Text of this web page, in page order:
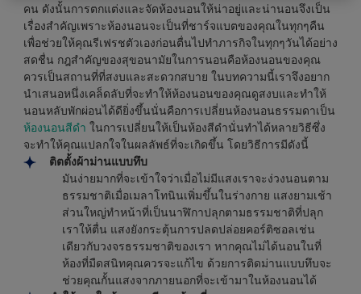
คน ดังนั้นการตกแต่งและจัดห้องนอนให้น่าอยู่และน่านอนจึงเป็น
เรื่องสำคัญเพราะห้องนอนจะเป็นที่ชาร์จแบตของคุณในทุกๆคืน
เพื่อช่วยให้คุณรีเฟรชตัวเองก่อนตื่นไปทำภารกิจในทุกๆวันได้อย่าง
สดชื่น กฎสำคัญของสุขอนามัยในการนอนคือห้องนอนของคุณ
ควรเป็นสถานที่ที่สงบและสะดวกสบาย ในบทความนี้เราจึงอยาก
นำเสนอหนึ่งเคล็ดลับที่จะทำให้ห้องนอนของคุณดูสงบและทำให้
นอนหลับพักผ่อนได้ดียิ่งขึ้นนั่นคือการเปลี่ยนห้องนอนธรรมดาเป็น
ห้องนอนสีดำ ในการเปลี่ยนให้เป็นห้องสีดำนั่นทำได้หลายวิธีซึ่ง
จะทำให้คุณแปลกใจในผลลัพธ์ที่จะเกิดขึ้น โดยวิธีการมีดังนี้
ติตตั้งผ้าม่านแบบทึบ
มันง่ายมากที่จะเข้าใจว่าเมื่อไม่มีแสงเราจะง่วงนอนตาม
ธรรมชาติเมื่อเมลาโทนินเพิ่มขึ้นในร่างกาย แสงยามเช้า
ส่วนใหญ่ทำหน้าที่เป็นนาฬิกาปลุกตามธรรมชาติที่ปลุก
เราให้ตื่น แสงยังกระตุ้นการปลดปล่อยคอร์ติซอลเช่น
เดียวกับวงจรธรรมชาติของเรา หากคุณไม่ได้นอนในที่
ห้องที่มืดสนิทคุณควรจะแก้ไข ด้วยการติดม่านแบบทึบจะ
ช่วยคุณกั้นแสงจากภายนอกที่จะเข้ามาในห้องนอนได้